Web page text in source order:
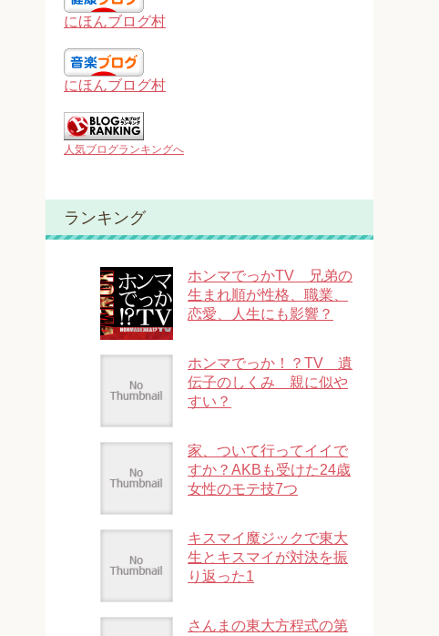
にほんブログ村
にほんブログ村
人気ブログランキングへ
ランキング
ホンマでっかTV 兄弟の
生まれ順が性格、職業、
恋愛、人生にも影響？
ホンマでっか！？TV 遺
伝子のしくみ 親に似や
すい？
家、ついて行ってイイで
すか？AKBも受けた24歳
女性のモテ技7つ
キスマイ魔ジックで東大
生とキスマイが対決を振
り返った1
さんまの東大方程式の第